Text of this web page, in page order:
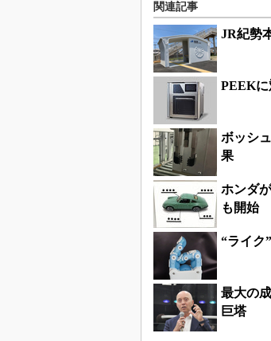
関連記事
JR紀勢
PEEKに
ボッシ
果
ホンダ
も開始
“ライク
最大の
巨塔